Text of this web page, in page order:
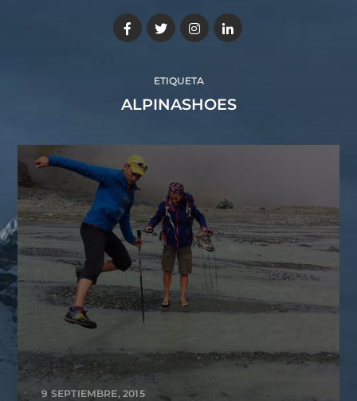
ETIQUETA
ALPINASHOES
9 SEPTIEMBRE, 2015